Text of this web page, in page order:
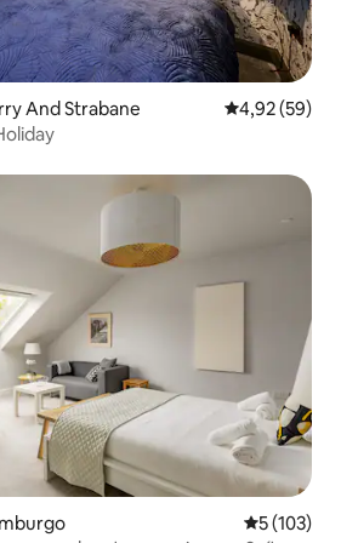
And Strabane 4,92 de uma
4,92 (59)
5 de uma
5 (103)